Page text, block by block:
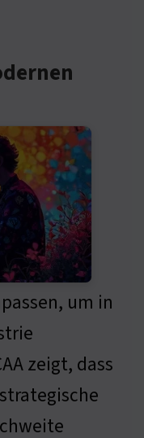
um in
zeigt, dass